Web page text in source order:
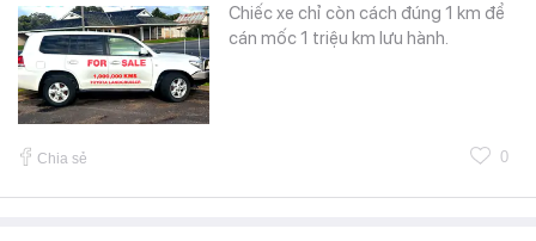
Chiếc xe chỉ còn cách đúng 1 km để
cán mốc 1 triệu km lưu hành.
Chia sẻ 0